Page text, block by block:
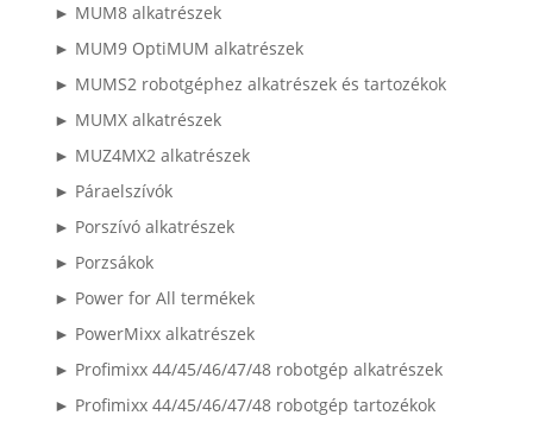
► MUM8 alkatrészek
► MUM9 OptiMUM alkatrészek
► MUMS2 robotgéphez alkatrészek és tartozékok
► MUMX alkatrészek
► MUZ4MX2 alkatrészek
► Páraelszívók
► Porszívó alkatrészek
► Porzsákok
► Power for All termékek
► PowerMixx alkatrészek
► Profimixx 44/45/46/47/48 robotgép alkatrészek
► Profimixx 44/45/46/47/48 robotgép tartozékok